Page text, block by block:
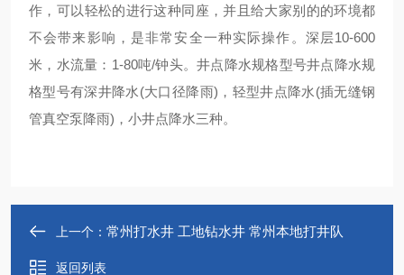
作，可以轻松的进行这种同座，并且给大家别的的环境都
不会带来影响，是非常安全一种实际操作。深层10-600
米，水流量：1-80吨/钟头。井点降水规格型号井点降水规
格型号有深井降水(大口径降雨)，轻型井点降水(插无缝钢
管真空泵降雨)，小井点降水三种。
上一个： 常州打水井 工地钻水井 常州本地打井队
返回列表